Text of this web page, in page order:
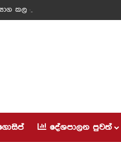
කල ටීචර් අම්මා!
දේශපාලන පුවත්